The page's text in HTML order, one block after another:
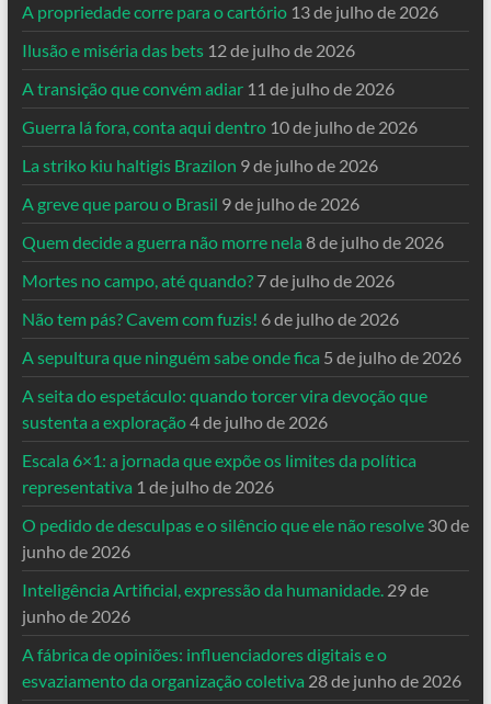
A propriedade corre para o cartório 13 de julho de 2026
Ilusão e miséria das bets 12 de julho de 2026
A transição que convém adiar 11 de julho de 2026
Guerra lá fora, conta aqui dentro 10 de julho de 2026
La striko kiu haltigis Brazilon 9 de julho de 2026
A greve que parou o Brasil 9 de julho de 2026
Quem decide a guerra não morre nela 8 de julho de 2026
Mortes no campo, até quando? 7 de julho de 2026
Não tem pás? Cavem com fuzis! 6 de julho de 2026
A sepultura que ninguém sabe onde fica 5 de julho de 2026
A seita do espetáculo: quando torcer vira devoção que
sustenta a exploração4 de julho de 2026
Escala 6×1: a jornada que expõe os limites da política
representativa 1 de julho de 2026
O pedido de desculpas e o silêncio que ele não resolve 30 de
junho de 2026
Inteligência Artificial, expressão da humanidade. 29 de
junho de 2026
A fábrica de opiniões: influenciadores digitais e o
esvaziamento da organização coletiva 28 de junho de 2026